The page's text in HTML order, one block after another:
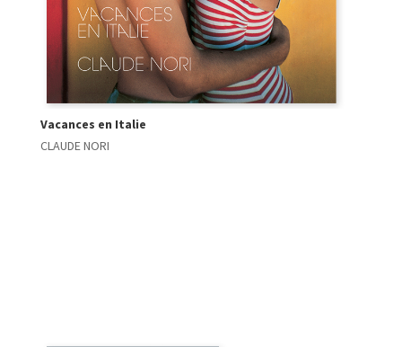
Vacances en Italie
CLAUDE NORI